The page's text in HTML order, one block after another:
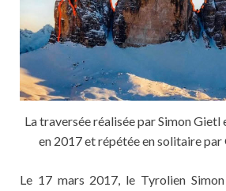
La traversée réalisée par Simon
en 2017 et répétée en solitaire
Le 17 mars 2017, le Tyrolien